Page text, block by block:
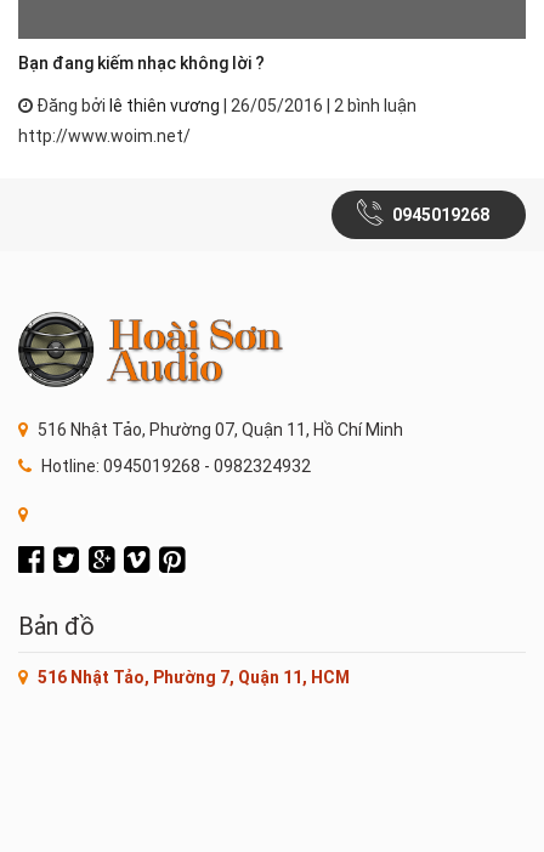
Bạn đang kiếm nhạc không lời ?
Đăng bởi lê thiên vương | 26/05/2016 | 2 bình luận
http://www.woim.net/
0945019268
516 Nhật Tảo, Phường 07, Quận 11, Hồ Chí Minh
Hotline: 0945019268 - 0982324932
Bản đồ
516 Nhật Tảo, Phường 7, Quận 11, HCM